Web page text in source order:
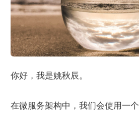
你好，我是姚秋辰。
在微服务架构中，我们会使用一